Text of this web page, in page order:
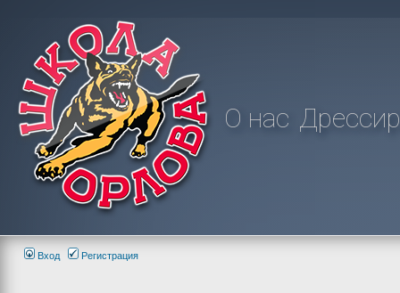
О нас
Вход Регистрация